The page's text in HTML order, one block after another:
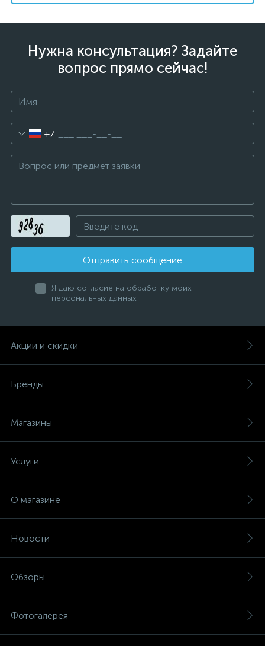
Нужна консультация? Задайте
вопрос прямо сейчас!
+7
Отправить сообщение
Я даю согласие на обработку моих
персональных данных
Акции и скидки
Бренды
Магазины
Услуги
О магазине
Новости
Обзоры
Фотогалерея